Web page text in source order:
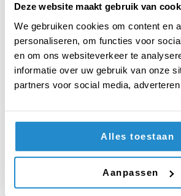
Deze website maakt gebruik van
We gebruiken cookies om content en
personaliseren, om functies voor
en om ons websiteverkeer te
informatie over uw gebruik van onze
partners voor social media, adverteren
Alles toestaan
Aanpassen
Hoe bedenk je een
(AUB)
Voor of tegen een stelling? Een
theorie en oefening over het
argumenten.